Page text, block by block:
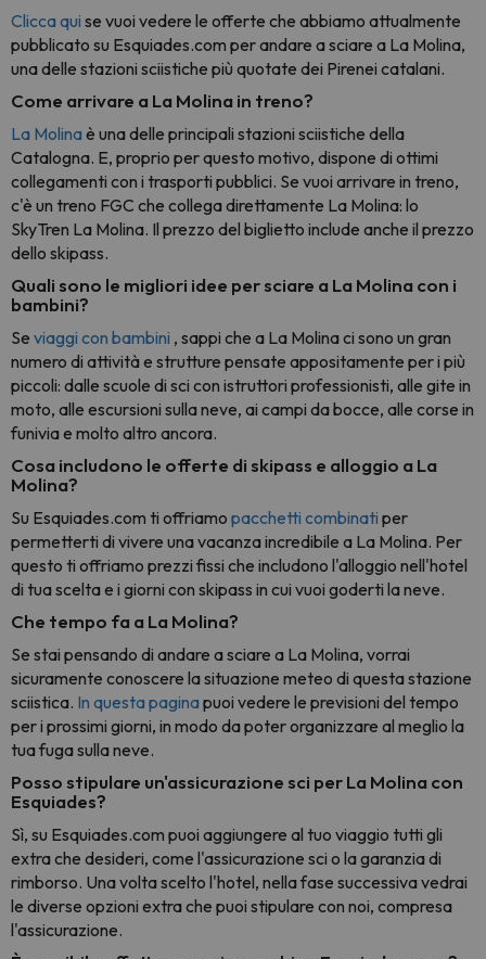
Clicca qui se vuoi vedere le offerte che abbiamo attualmente
pubblicato su Esquiades.com per andare a sciare a La Molina,
una delle stazioni sciistiche più quotate dei Pirenei catalani.
Come arrivare a La Molina in treno?
La Molinaè una delle principali stazioni sciistiche della
Catalogna. E, proprio per questo motivo, dispone di ottimi
collegamenti con i trasporti pubblici. Se vuoi arrivare in treno,
c'è un treno FGC che collega direttamente La Molina: lo
SkyTren La Molina. Il prezzo del biglietto include anche il prezzo
dello skipass.
Quali sono le migliori idee per sciare a La Molina con i
bambini?
Se viaggi con bambini , sappi che a La Molina ci sono un gran
numero di attività e strutture pensate appositamente per i più
piccoli: dalle scuole di sci con istruttori professionisti, alle gite in
moto, alle escursioni sulla neve, ai campi da bocce, alle corse in
funivia e molto altro ancora.
Cosa includono le offerte di skipass e alloggio a La
Molina?
Su Esquiades.com ti offriamo pacchetti combinati per
permetterti di vivere una vacanza incredibile a La Molina. Per
questo ti offriamo prezzi fissi che includono l'alloggio nell'hotel
di tua scelta e i giorni con skipass in cui vuoi goderti la neve.
Che tempo fa a La Molina?
Se stai pensando di andare a sciare a La Molina, vorrai
sicuramente conoscere la situazione meteo di questa stazione
sciistica. In questa paginapuoi vedere le previsioni del tempo
per i prossimi giorni, in modo da poter organizzare al meglio la
tua fuga sulla neve.
Posso stipulare un'assicurazione sci per La Molina con
Esquiades?
Sì, su Esquiades.com puoi aggiungere al tuo viaggio tutti gli
extra che desideri, come l'assicurazione sci o la garanzia di
rimborso. Una volta scelto l'hotel, nella fase successiva vedrai
le diverse opzioni extra che puoi stipulare con noi, compresa
l'assicurazione.